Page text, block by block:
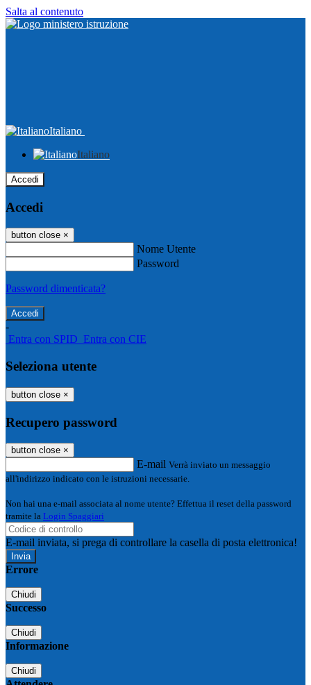
Salta al contenuto
Italiano
Italiano
Accedi
Accedi
button close ×
Nome Utente
Password
Password dimenticata?
-
Entra con SPID Entra con CIE
Seleziona utente
button close ×
Recupero password
button close ×
E-mail Verrà inviato un messaggio
all'indirizzo indicato con le istruzioni necessarie.
Non hai una e-mail associata al nome utente? Effettua il reset della password
tramite la Login Spaggiari
E-mail inviata, si prega di controllare la casella di posta elettronica!
Errore
Chiudi
Successo
Chiudi
Informazione
Chiudi